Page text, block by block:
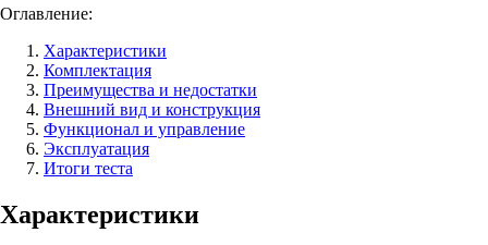
Оглавление:
Характеристики
Комплектация
Преимущества и недостатки
Внешний вид и конструкция
Функционал и управление
Эксплуатация
Итоги теста
Характеристики